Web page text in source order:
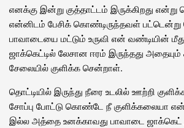
எனக்கு இன்று குத்தாட்டம் இருக்கிறது என்று
என்னிடம் பேசிக் கொண்டிருந்தவள் பட்டென்று
பாவாடையை மட்டும் உருவி என் வண்டியின்
ஜாக்கெட்டில் லேசான ஈரம் இருந்தது அதையும்
சேலையில் குளிக்க சென்றாள்.
தொட்டியில் இருந்து நீரை உடலில் ஊற்றி
சோப்பு போட்டு கொண்டே நீ குளிக்கலையா
இல்ல அத்தை உனக்காவது பாவாடை ஜாக்கெட்